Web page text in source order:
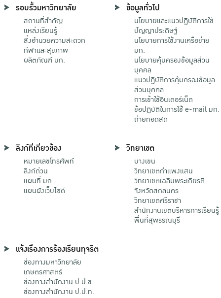
รอบรั้วมหาวิทยาลัย
สถานที่สำคัญ
แหล่งเรียนรู้
สิ่งอำนวยความสะดวก
กีฬาและสุขภาพ
ผลิตภัณฑ์ มก.
ข้อมูลทั่วไป
นโยบายและแนวปฏิบัติการใช้
ปัญญาประดิษฐ์
นโยบายการใช้งานเครือข่าย
มก.
นโยบายคุ้มครองข้อมูลส่วน
บุคคล
แนวปฏิบัติการคุ้มครองข้อมูล
ส่วนบุคคล
การเข้าใช้อินเตอร์เน็ต
ข้อปฏิบัติในการใช้ e-mail มก.
ถ่ายทอดสด
ลิงก์ที่เกี่ยวข้อง
หมายเลขโทรศัพท์
ลิงก์ด่วน
แผนที่ มก.
แผนผังเว็บไซต์
วิทยาเขต
บางเขน
วิทยาเขตกําแพงแสน
วิทยาเขตเฉลิมพระเกียรติ
จังหวัดสกลนคร
วิทยาเขตศรีราชา
สำนักงานเขตบริหารการเรียนรู้
พื้นที่สุพรรณบุรี
แจ้งเรื่องการร้องเรียนทุจริต
ช่องทางมหาวิทยาลัย
เกษตรศาสตร์
ช่องทางสำนักงาน ป.ป.ช.
ช่องทางสำนักงาน ป.ป.ท.